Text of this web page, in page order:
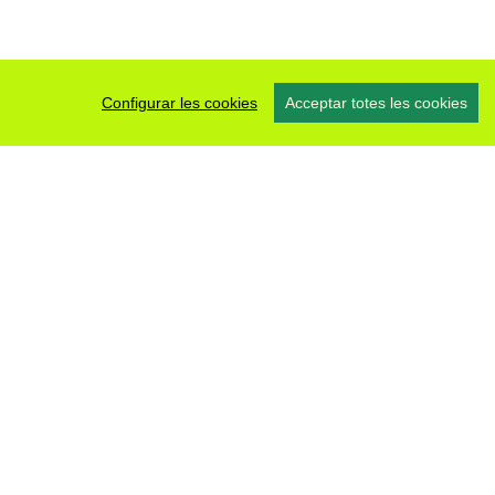
Configurar les cookies Acceptar totes les cookies